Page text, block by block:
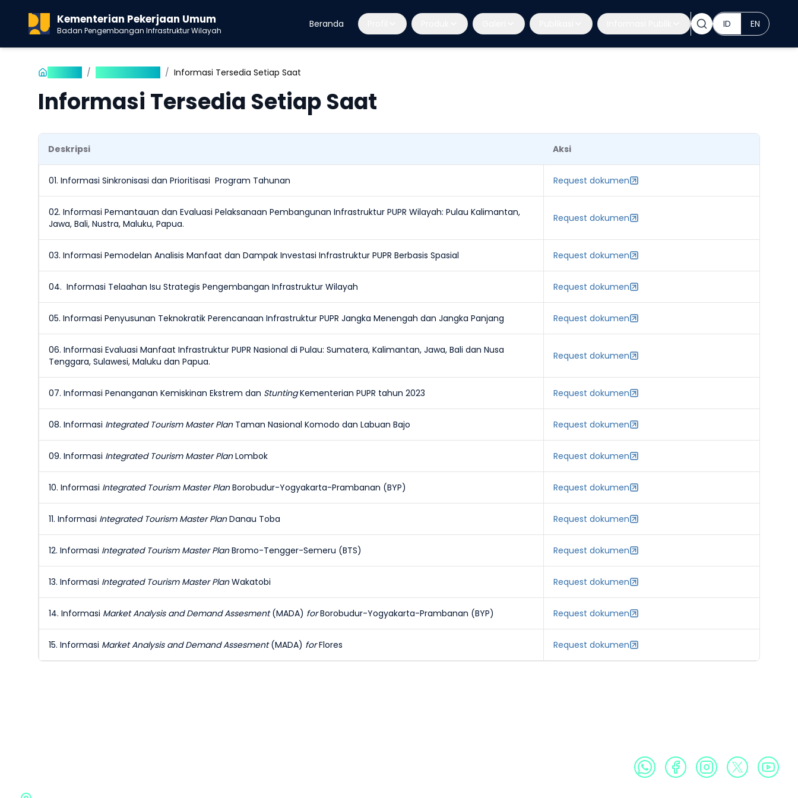
Kementerian Pekerjaan Umum
Badan Pengembangan Infrastruktur Wilayah
Beranda ID EN
/ / Informasi Tersedia Setiap Saat
Informasi Tersedia Setiap Saat
Deskripsi Aksi
01. Informasi Sinkronisasi dan Prioritisasi Program Tahunan Request dokumen
02. Informasi Pemantauan dan Evaluasi Pelaksanaan Pembangunan Infrastruktur PUPR Wilayah: Pulau Kalimantan,
Jawa, Bali, Nustra, Maluku, Papua.
Request dokumen
03. Informasi Pemodelan Analisis Manfaat dan Dampak Investasi Infrastruktur PUPR Berbasis Spasial Request dokumen
04. Informasi Telaahan Isu Strategis Pengembangan Infrastruktur Wilayah Request dokumen
05. Informasi Penyusunan Teknokratik Perencanaan Infrastruktur PUPR Jangka Menengah dan Jangka Panjang Request dokumen
06. Informasi Evaluasi Manfaat Infrastruktur PUPR Nasional di Pulau: Sumatera, Kalimantan, Jawa, Bali dan Nusa
Tenggara, Sulawesi, Maluku dan Papua.
Request dokumen
07. Informasi Penanganan Kemiskinan Ekstrem dan StuntingKementerian PUPR tahun 2023 Request dokumen
08. Informasi Integrated Tourism Master Plan Taman Nasional Komodo dan Labuan Bajo Request dokumen
09. Informasi Integrated Tourism Master PlanLombok Request dokumen
10. Informasi Integrated Tourism Master PlanBorobudur-Yogyakarta-Prambanan (BYP) Request dokumen
11. Informasi Integrated Tourism Master PlanDanau Toba Request dokumen
12. Informasi Integrated Tourism Master PlanBromo-Tengger-Semeru (BTS) Request dokumen
13. Informasi Integrated Tourism Master PlanWakatobi Request dokumen
14. Informasi Market Analysis and Demand Assesment(MADA) forBorobudur-Yogyakarta-Prambanan (BYP) Request dokumen
15. Informasi Market Analysis and Demand Assesment(MADA) forFlores Request dokumen